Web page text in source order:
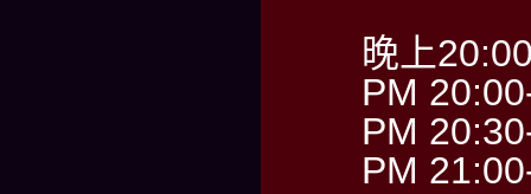
晚上
PM
PM
PM